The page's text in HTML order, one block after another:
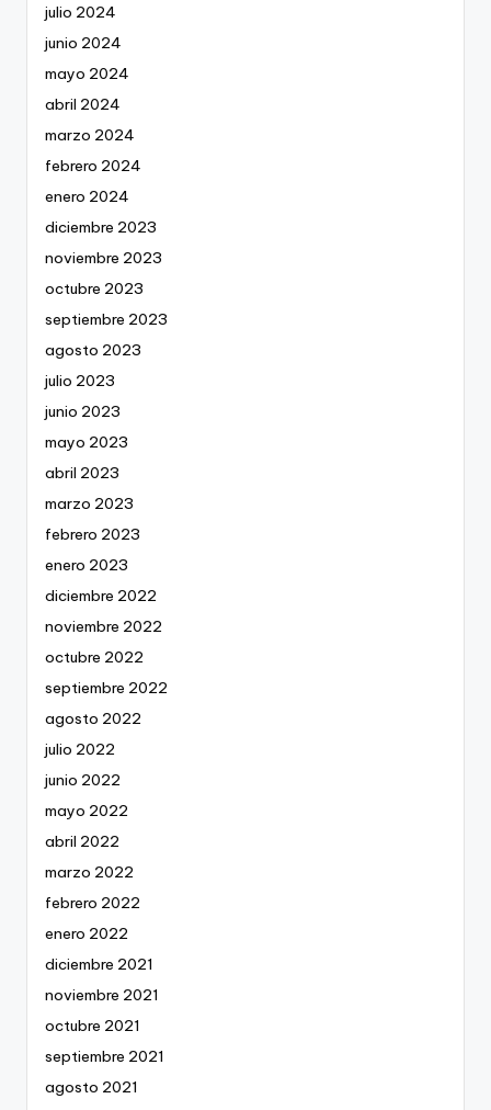
julio 2024
junio 2024
mayo 2024
abril 2024
marzo 2024
febrero 2024
enero 2024
diciembre 2023
noviembre 2023
octubre 2023
septiembre 2023
agosto 2023
julio 2023
junio 2023
mayo 2023
abril 2023
marzo 2023
febrero 2023
enero 2023
diciembre 2022
noviembre 2022
octubre 2022
septiembre 2022
agosto 2022
julio 2022
junio 2022
mayo 2022
abril 2022
marzo 2022
febrero 2022
enero 2022
diciembre 2021
noviembre 2021
octubre 2021
septiembre 2021
agosto 2021